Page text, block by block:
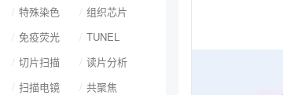
特殊染色
组织芯片
免疫荧光
TUNEL
切片扫描
读片分析
扫描电镜 共聚焦